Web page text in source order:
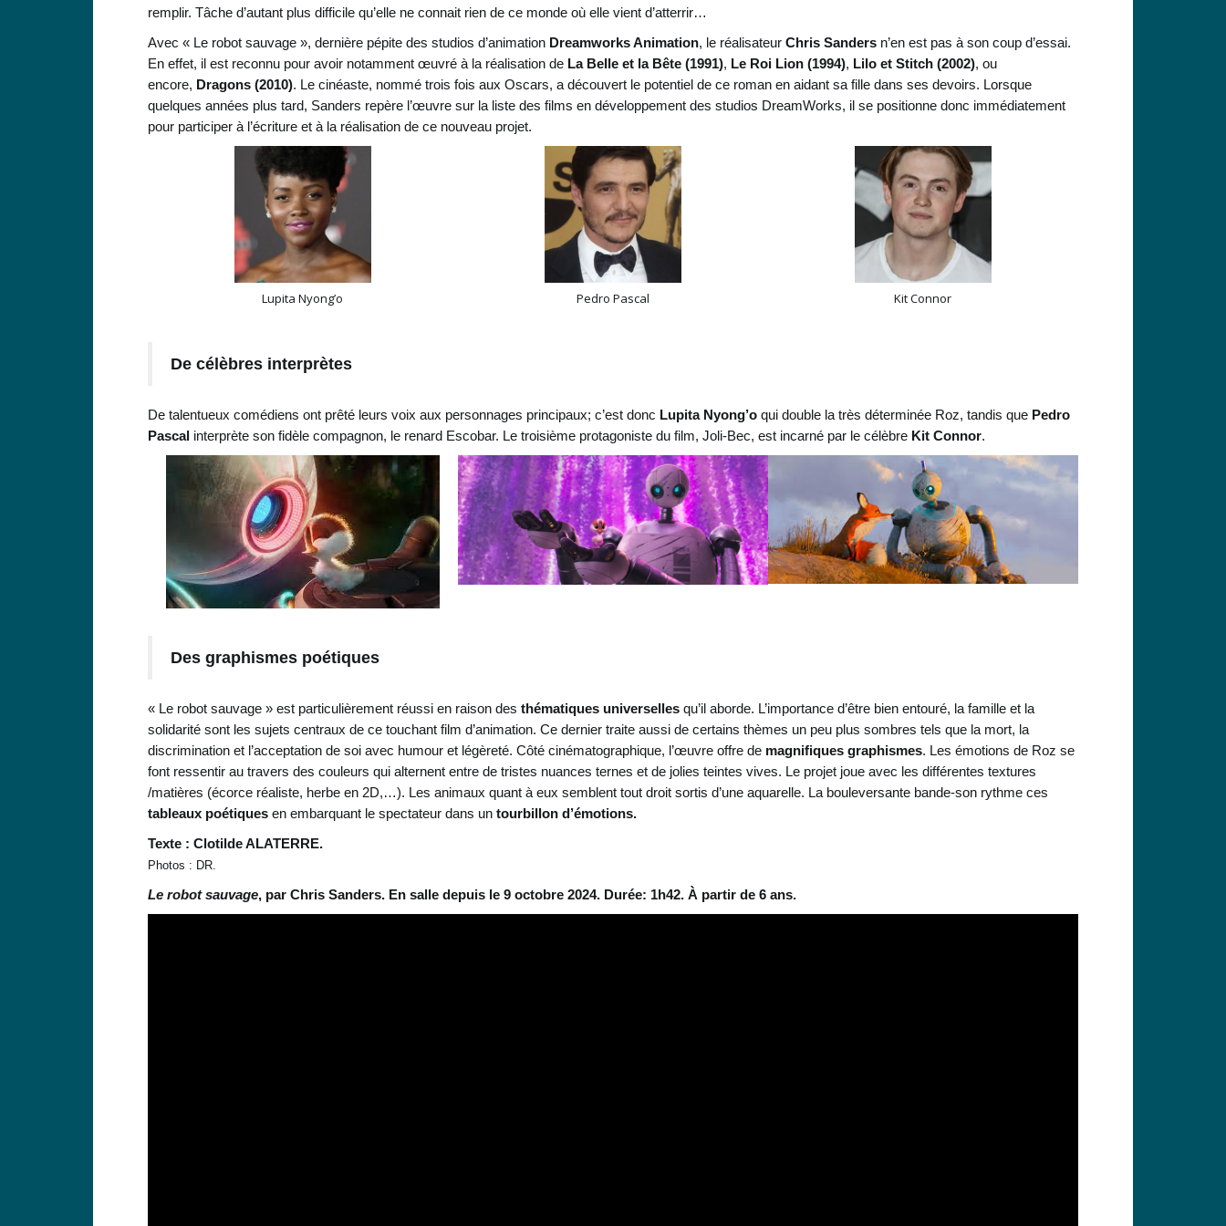
remplir. Tâche d’autant plus difficile qu’elle ne connait rien de ce monde où elle vient d’atterrir…
Avec « Le robot sauvage », dernière pépite des studios d’animation Dreamworks Animation, le réalisateur Chris Sanders n’en est pas à son coup d’essai.
En effet, il est reconnu pour avoir notamment œuvré à la réalisation de La Belle et la Bête (1991), Le Roi Lion (1994), Lilo et Stitch (2002), ou
encore, Dragons (2010). Le cinéaste, nommé trois fois aux Oscars, a découvert le potentiel de ce roman en aidant sa fille dans ses devoirs. Lorsque
quelques années plus tard, Sanders repère l’œuvre sur la liste des films en développement des studios DreamWorks, il se positionne donc immédiatement
pour participer à l’écriture et à la réalisation de ce nouveau projet.
Lupita Nyong’o Pedro Pascal Kit Connor
De célèbres interprètes
De talentueux comédiens ont prêté leurs voix aux personnages principaux; c’est donc Lupita Nyong’o qui double la très déterminée Roz, tandis que Pedro
Pascal interprète son fidèle compagnon, le renard Escobar. Le troisième protagoniste du film, Joli-Bec, est incarné par le célèbre Kit Connor.
Des graphismes poétiques
« Le robot sauvage » est particulièrement réussi en raison des thématiques universelles qu’il aborde. L’importance d’être bien entouré, la famille et la
solidarité sont les sujets centraux de ce touchant film d’animation. Ce dernier traite aussi de certains thèmes un peu plus sombres tels que la mort, la
discrimination et l’acceptation de soi avec humour et légèreté. Côté cinématographique, l’œuvre offre de magnifiques graphismes. Les émotions de Roz se
font ressentir au travers des couleurs qui alternent entre de tristes nuances ternes et de jolies teintes vives. Le projet joue avec les différentes textures
/matières (écorce réaliste, herbe en 2D,…). Les animaux quant à eux semblent tout droit sortis d’une aquarelle. La bouleversante bande-son rythme ces
tableaux poétiques en embarquant le spectateur dans un tourbillon d’émotions.
Texte : Clotilde ALATERRE.
Photos : DR.
Le robot sauvage, par Chris Sanders. En salle depuis le 9 octobre 2024. Durée: 1h42. À partir de 6 ans.